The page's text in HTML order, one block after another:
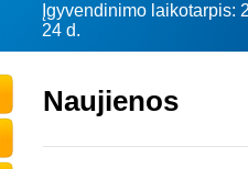
Įgyvendinimo laikotarpis:
24 d.
Naujienos